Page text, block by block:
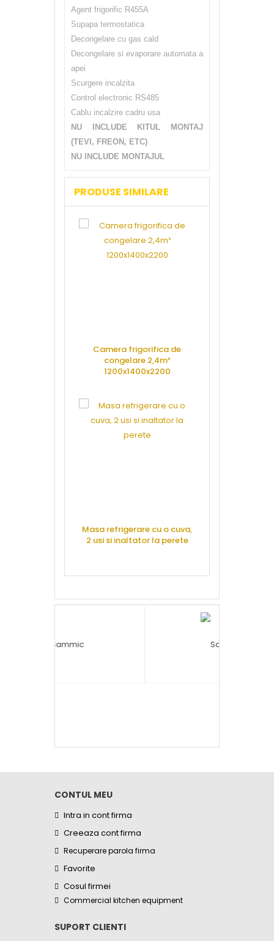
Agent frigorific R455A
Supapa termostatica
Decongelare cu gas cald
Decongelare si evaporare automata a
apei
Scurgere incalzita
Control electronic RS485
Cablu incalzire cadru usa
NU INCLUDE KITUL MONTAJ
(TEVI, FREON, ETC)
NU INCLUDE MONTAJUL
PRODUSE SIMILARE
Camera frigorifica de
congelare 2,4m³
1200x1400x2200
Masa refrigerare cu o cuva,
2 usi si inaltator la perete
CONTUL MEU
Intra in cont firma
Creeaza cont firma
Recuperare parola firma
Favorite
Cosul firmei
Commercial kitchen equipment
SUPORT CLIENTI